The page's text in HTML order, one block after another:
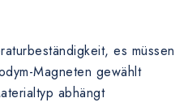
es müssen
Magneten gewählt
abhängt